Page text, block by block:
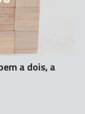
a dois, a